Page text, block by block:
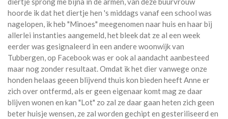
hoorde ik dat het diertje hen 's middags vanaf een school was
nagelopen, ik heb "Minoes" meegenomen naar huis en haar bij
allerlei instanties aangemeld, het bleek dat ze al een week
eerder was gesignaleerd in een andere woonwijk van
Tubbergen, op Facebook was er ook al aandacht aanbesteed
maar nog zonder resultaat. Omdat ik het dier vanwege onze
honden helaas geeen blijvend thuis kon bieden heeft Anne er
zich over ontfermd, als er geen eigenaar komt mag ze daar
blijven wonen en kan "Lot" zo zal ze daar gaan heten zich geen
beter huisje wensen, ze zal worden gechipt en gesteriliseerd en